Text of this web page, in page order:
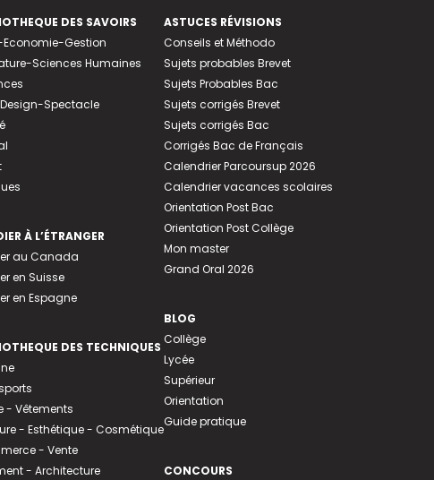
DES SAVOIRS
Economie-Gestion
Sciences Humaines
Spectacle
À L’ÉTRANGER
au Canada
en Suisse
en Espagne
DES TECHNIQUES
- Vêtements
- Esthétique - Cosmétique
- Vente
- Architecture
ASTUCES RÉVISIONS
Conseils et Méthodo
Sujets probables Brevet
Sujets Probables Bac
Sujets corrigés Brevet
Sujets corrigés Bac
Corrigés Bac de Français
Calendrier Parcoursup 2026
Calendrier vacances scolaires
Orientation Post Bac
Orientation Post Collège
Mon master
Grand Oral 2026
BLOG
Collège
Lycée
Supérieur
Orientation
Guide pratique
CONCOURS